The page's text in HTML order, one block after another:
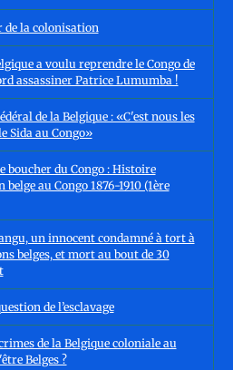
de la colonisation
a voulu reprendre le Congo de
assassiner Patrice Lumumba !
de la Belgique : «C'est nous les
Sida au Congo»
boucher du Congo : Histoire
au Congo 1876-1910 (1ère
un innocent condamné à tort à
belges, et mort au bout de 30
de l’esclavage
de la Belgique coloniale au
Belges ?